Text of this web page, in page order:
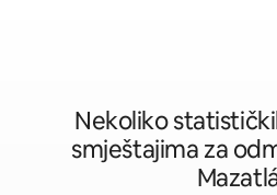
Nekoliko
smještajima za